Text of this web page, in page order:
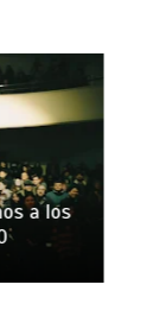
a los